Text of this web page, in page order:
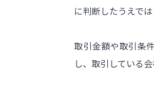
に判断したうえで
取引金額や取引条
し、取引している